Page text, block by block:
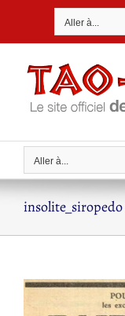
Aller à...
Aller à...
insolite_siropedo